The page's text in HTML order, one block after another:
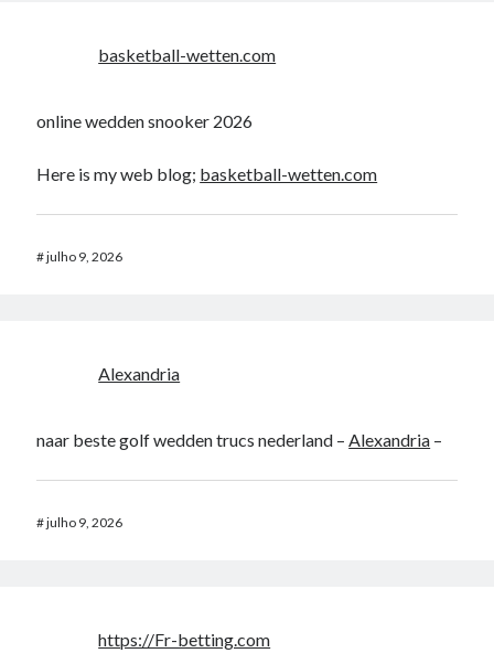
basketball-wetten.com
online wedden snooker 2026
Here is my web blog; basketball-wetten.com
#julho 9, 2026
Alexandria
naar beste golf wedden trucs nederland –Alexandria –
#julho 9, 2026
https://Fr-betting.com